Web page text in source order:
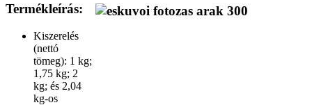
Termékleírás:
Kiszerelés
(nettó
tömeg): 1 kg;
1,75 kg; 2
kg; és 2,04
kg-os